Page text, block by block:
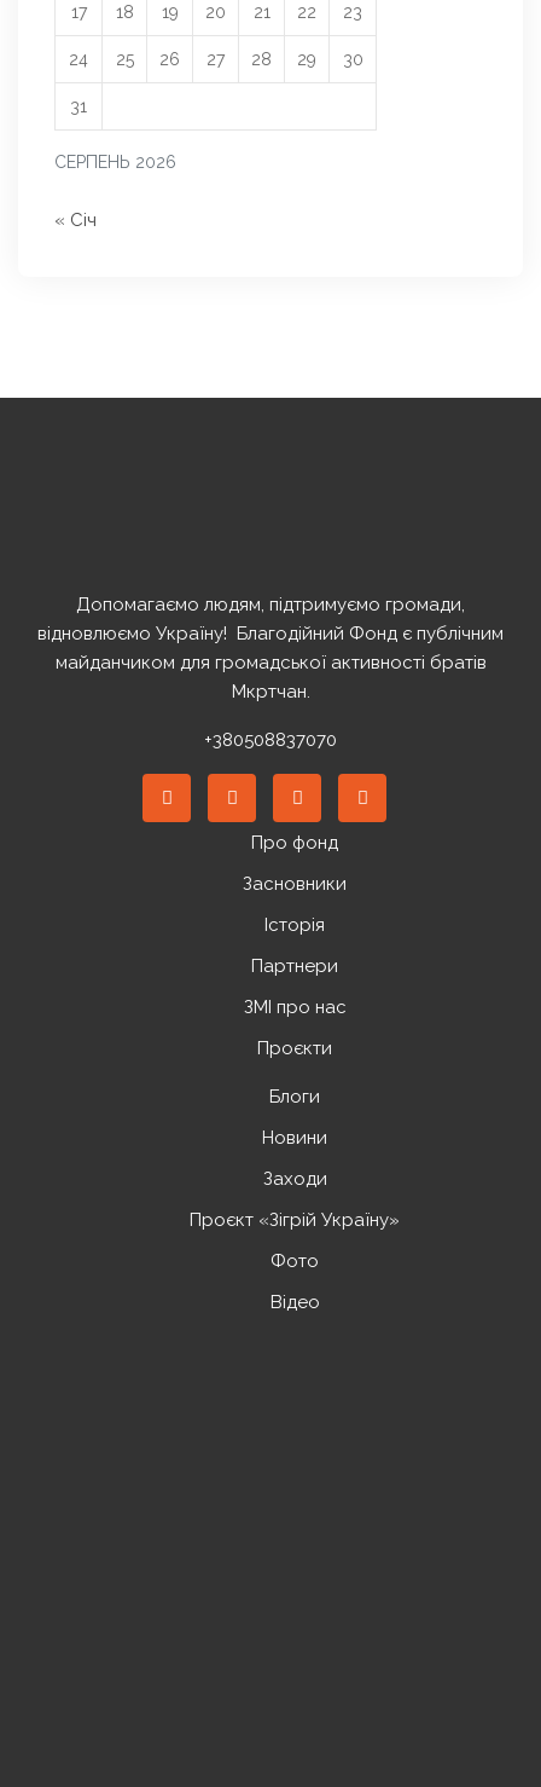
СЕРПЕНЬ 2026
17 18 19 20 21 22 23
24 25 26 27 28 29 30
31
« Січ
Допомагаємо людям, підтримуємо громади,
відновлюємо Україну! ️ Благодійний Фонд є публічним
майданчиком для громадської активності братів
Мкртчан.
+380508837070
Про фонд
Засновники
Історія
Партнери
ЗМІ про нас
Проєкти
Блоги
Новини
Заходи
Проєкт «Зігрій Україну»
Фото
Відео